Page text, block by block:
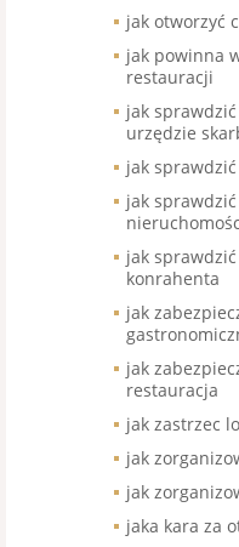
jak otworzyć
jak powinna
restauracji
jak
urzędzie
jak
jak
jak
konrahenta
jak
jak
restauracja
jak zastrzec
jak
jak
jaka kara za